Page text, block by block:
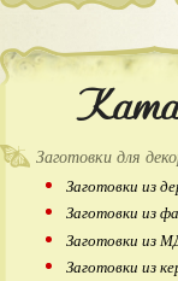
Заготовки для
Заготовки из
Заготовки из
Заготовки из
Заготовки из